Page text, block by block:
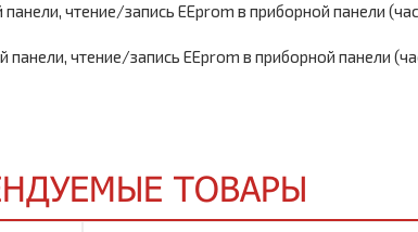
чтение/запись EEprom в приборной панели
чтение/запись EEprom в приборной панели
ТОВАРЫ